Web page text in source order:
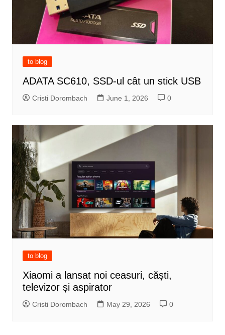
to blog
ADATA SC610, SSD-ul cât un stick USB
Cristi Dorombach June 1, 2026 0
to blog
Xiaomi a lansat noi ceasuri, căști,
televizor și aspirator
Cristi Dorombach May 29, 2026 0